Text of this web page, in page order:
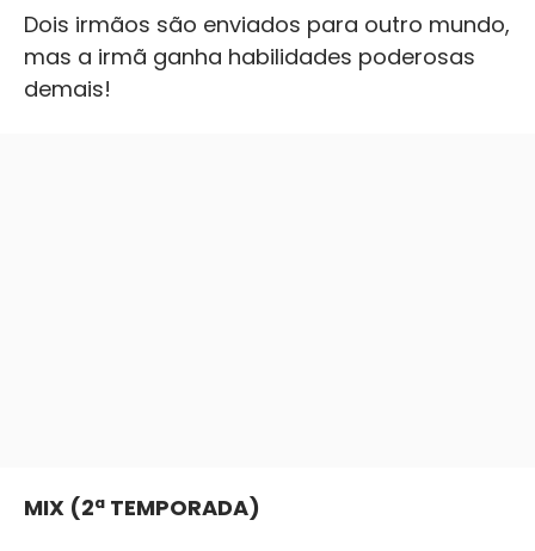
Dois irmãos são enviados para outro mundo,
mas a irmã ganha habilidades poderosas
demais!
MIX (2ª TEMPORADA)